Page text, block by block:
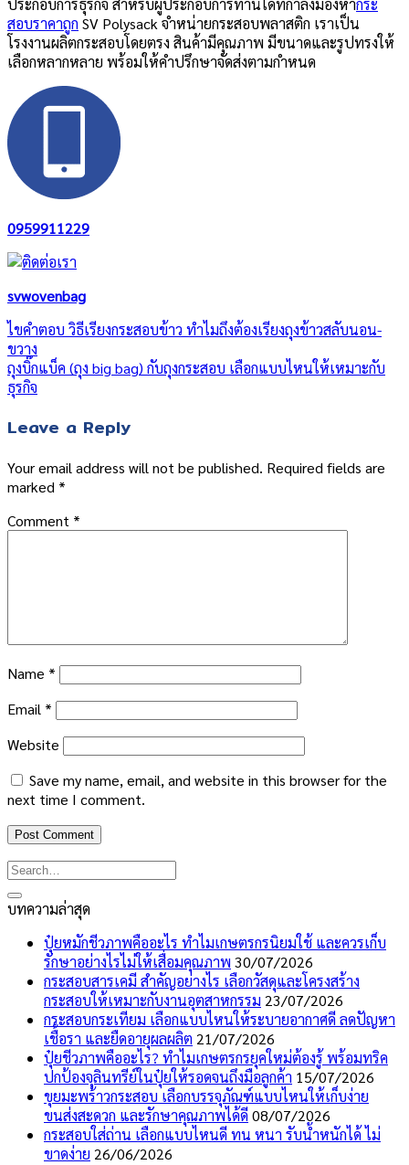
สอบราคาถูก SV Polysack จำหน่ายกระสอบพลาสติก เราเป็น
โรงงานผลิตกระสอบโดยตรง สินค้ามีคุณภาพ มีขนาดและรูปทรงให้
เลือกหลากหลาย พร้อมให้คำปรึกษาจัดส่งตามกำหนด
0959911229
svwovenbag
ไขคำตอบ วิธีเรียงกระสอบข้าว ทำไมถึงต้องเรียงถุงข้าวสลับนอน-
ขวาง
ถุงบิ๊กแบ็ค (ถุง big bag) กับถุงกระสอบ เลือกแบบไหนให้เหมาะกับ
ธุรกิจ
Leave a Reply
Your email address will not be published. Required fields are
marked *
Comment *
Name *
Email *
Website
Save my name, email, and website in this browser for the
next time I comment.
บทความล่าสุด
ปุ๋ยหมักชีวภาพคืออะไร ทำไมเกษตรกรนิยมใช้ และควรเก็บ
รักษาอย่างไรไม่ให้เสื่อมคุณภาพ 30/07/2026
กระสอบสารเคมี สำคัญอย่างไร เลือกวัสดุและโครงสร้าง
กระสอบให้เหมาะกับงานอุตสาหกรรม 23/07/2026
กระสอบกระเทียม เลือกแบบไหนให้ระบายอากาศดี ลดปัญหา
เชื้อรา และยืดอายุผลผลิต 21/07/2026
ปุ๋ยชีวภาพคืออะไร? ทำไมเกษตรกรยุคใหม่ต้องรู้ พร้อมทริค
ปกป้องจุลินทรีย์ในปุ๋ยให้รอดจนถึงมือลูกค้า 15/07/2026
ขุยมะพร้าวกระสอบ เลือกบรรจุภัณฑ์แบบไหนให้เก็บง่าย
ขนส่งสะดวก และรักษาคุณภาพได้ดี08/07/2026
กระสอบใส่ถ่าน เลือกแบบไหนดี ทน หนา รับน้ำหนักได้ ไม่
ขาดง่าย 26/06/2026